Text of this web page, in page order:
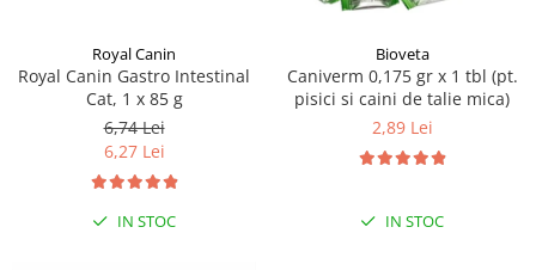
Royal Canin
Royal Canin Gastro Intestinal
Cat, 1 x 85 g
6,74 Lei
6,27 Lei
IN STOC
Bioveta
Caniverm 0,175 gr x 1 tbl (pt.
pisici si caini de talie mica)
2,89 Lei
IN STOC